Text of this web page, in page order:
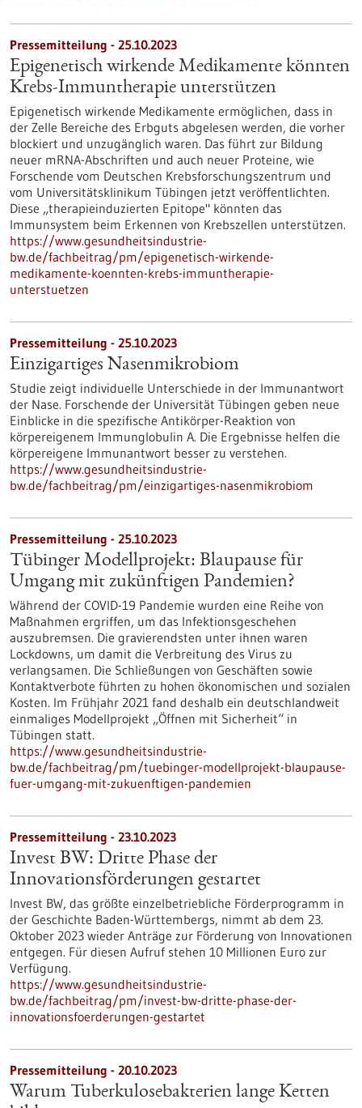
Pressemitteilung - 25.10.2023
Epigenetisch wirkende Medikamente könnten
Krebs-Immuntherapie unterstützen
Epigenetisch wirkende Medikamente ermöglichen, dass in
der Zelle Bereiche des Erbguts abgelesen werden, die vorher
blockiert und unzugänglich waren. Das führt zur Bildung
neuer mRNA-Abschriften und auch neuer Proteine, wie
Forschende vom Deutschen Krebsforschungszentrum und
vom Universitätsklinikum Tübingen jetzt veröffentlichten.
Diese „therapieinduzierten Epitope" könnten das
Immunsystem beim Erkennen von Krebszellen unterstützen.
https://www.gesundheitsindustrie-
bw.de/fachbeitrag/pm/epigenetisch-wirkende-
medikamente-koennten-krebs-immuntherapie-
unterstuetzen
Pressemitteilung - 25.10.2023
Einzigartiges Nasenmikrobiom
Studie zeigt individuelle Unterschiede in der Immunantwort
der Nase. Forschende der Universität Tübingen geben neue
Einblicke in die spezifische Antikörper-Reaktion von
körpereigenem Immunglobulin A. Die Ergebnisse helfen die
körpereigene Immunantwort besser zu verstehen.
https://www.gesundheitsindustrie-
bw.de/fachbeitrag/pm/einzigartiges-nasenmikrobiom
Pressemitteilung - 25.10.2023
Tübinger Modellprojekt: Blaupause für
Umgang mit zukünftigen Pandemien?
Während der COVID-19 Pandemie wurden eine Reihe von
Maßnahmen ergriffen, um das Infektionsgeschehen
auszubremsen. Die gravierendsten unter ihnen waren
Lockdowns, um damit die Verbreitung des Virus zu
verlangsamen. Die Schließungen von Geschäften sowie
Kontaktverbote führten zu hohen ökonomischen und sozialen
Kosten. Im Frühjahr 2021 fand deshalb ein deutschlandweit
einmaliges Modellprojekt „Öffnen mit Sicherheit“ in
Tübingen statt.
https://www.gesundheitsindustrie-
bw.de/fachbeitrag/pm/tuebinger-modellprojekt-blaupause-
fuer-umgang-mit-zukuenftigen-pandemien
Pressemitteilung - 23.10.2023
Invest BW: Dritte Phase der
Innovationsförderungen gestartet
Invest BW, das größte einzelbetriebliche Förderprogramm in
der Geschichte Baden-Württembergs, nimmt ab dem 23.
Oktober 2023 wieder Anträge zur Förderung von Innovationen
entgegen. Für diesen Aufruf stehen 10 Millionen Euro zur
Verfügung.
https://www.gesundheitsindustrie-
bw.de/fachbeitrag/pm/invest-bw-dritte-phase-der-
innovationsfoerderungen-gestartet
Pressemitteilung - 20.10.2023
Warum Tuberkulosebakterien lange Ketten